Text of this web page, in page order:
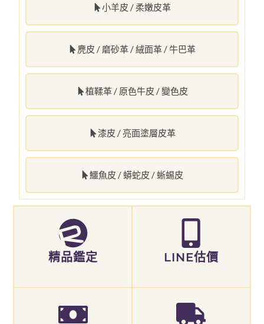
小羊皮 / 柔嫩皮革
麂皮 / 磨砂革 / 絨面革 / 牛巴革
植鞣革 / 原色牛皮 / 變色皮
漆皮 / 亮面塗層皮革
鱷魚皮 / 蟒蛇皮 / 蜥蜴皮
精品鑑定 LINE估價